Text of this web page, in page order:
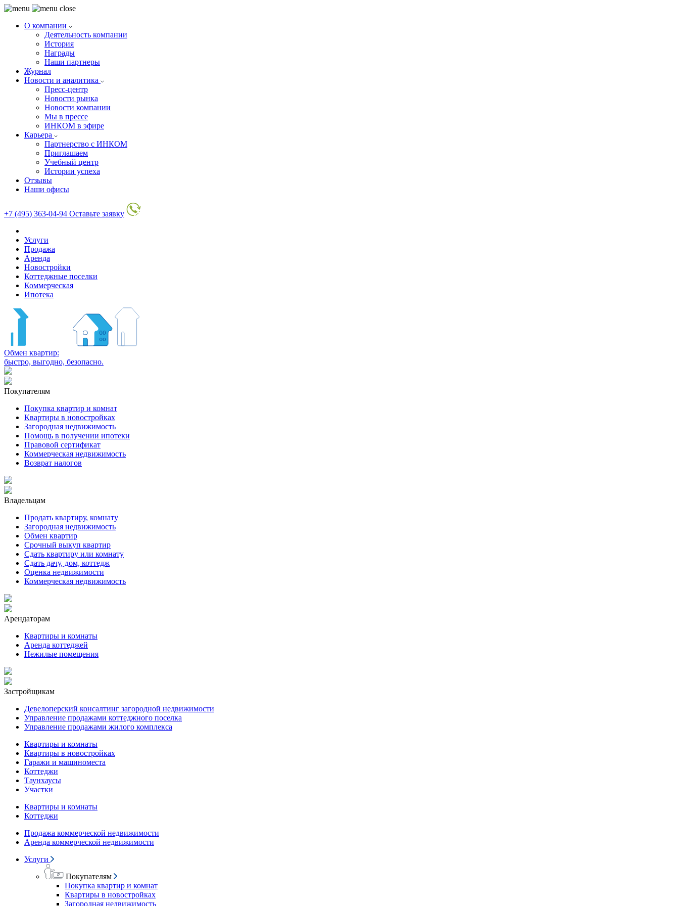
О компании
Деятельность компании
История
Награды
Наши партнеры
Журнал
Новости и аналитика
Пресс-центр
Новости рынка
Новости компании
Мы в прессе
ИНКОМ в эфире
Карьера
Партнерство с ИНКОМ
Приглашаем
Учебный центр
Истории успеха
Отзывы
Наши офисы
+7 (495) 363-04-94 Оставьте заявку
Услуги
Продажа
Аренда
Новостройки
Коттеджные поселки
Коммерческая
Ипотека
Обмен квартир:
быстро, выгодно, безопасно.
Покупателям
Покупка квартир и комнат
Квартиры в новостройках
Загородная недвижимость
Помощь в получении ипотеки
Правовой сертификат
Коммерческая недвижимость
Возврат налогов
Владельцам
Продать квартиру, комнату
Загородная недвижимость
Обмен квартир
Срочный выкуп квартир
Сдать квартиру или комнату
Сдать дачу, дом, коттедж
Оценка недвижимости
Коммерческая недвижимость
Арендаторам
Квартиры и комнаты
Аренда коттеджей
Нежилые помещения
Застройщикам
Девелоперский консалтинг загородной недвижимости
Управление продажами коттеджного поселка
Управление продажами жилого комплекса
Квартиры и комнаты
Квартиры в новостройках
Гаражи и машиноместа
Коттеджи
Таунхаусы
Участки
Квартиры и комнаты
Коттеджи
Продажа коммерческой недвижимости
Аренда коммерческой недвижимости
Услуги
Покупателям
Покупка квартир и комнат
Квартиры в новостройках
Загородная недвижимость